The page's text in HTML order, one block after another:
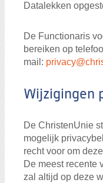
Datalekken
De Functionaris
bereiken op
mail:
Wijzigingen
De ChristenUnie
mogelijk
recht voor om
De meest recente
zal altijd op deze